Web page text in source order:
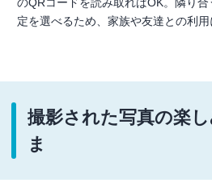
のQRコードを読み取ればOK。隣り
定を選べるため、家族や友達との利用
撮影された写真の楽
ま